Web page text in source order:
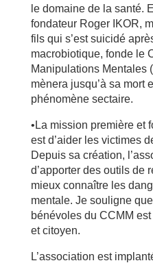
le domaine de la santé.
fondateur Roger IKOR,
fils qui s’est suicidé
macrobiotique, fonde le
Manipulations Mentales
mènera jusqu’à sa mort
phénomène sectaire.
•La mission première et
est d’aider les victimes
Depuis sa création,
d’apporter des outils de
mieux connaître les
mentale. Je souligne
bénévoles du CCMM
et citoyen.
L’association est